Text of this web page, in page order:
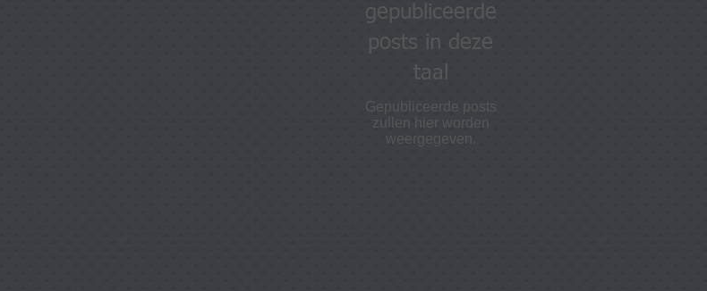
gepubliceerde
posts in deze
taal
Gepubliceerde posts
zullen hier worden
weergegeven.